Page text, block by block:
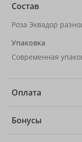
Состав
Роза Эквадор
Упаковка
Современная
Оплата
Бонусы